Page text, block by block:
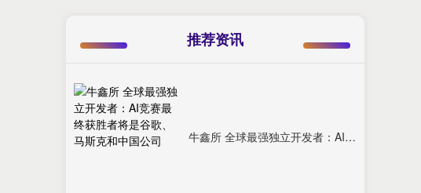
推荐资讯
牛鑫所 全球最强独立开发者：AI竞赛最终获胜者将是谷歌、马斯克和中国公司